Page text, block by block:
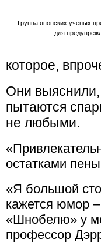
Группа японских ученых
для
которое,
Они выяснили,
пытаются
не любыми.
остатками
«Я большой
кажется юмор
«Шнобелю» у
профессор